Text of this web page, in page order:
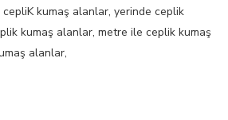
cepliK kumaş alanlar, yerinde ceplik
kumaş alanlar, metre ile ceplik kumaş
alanlar,